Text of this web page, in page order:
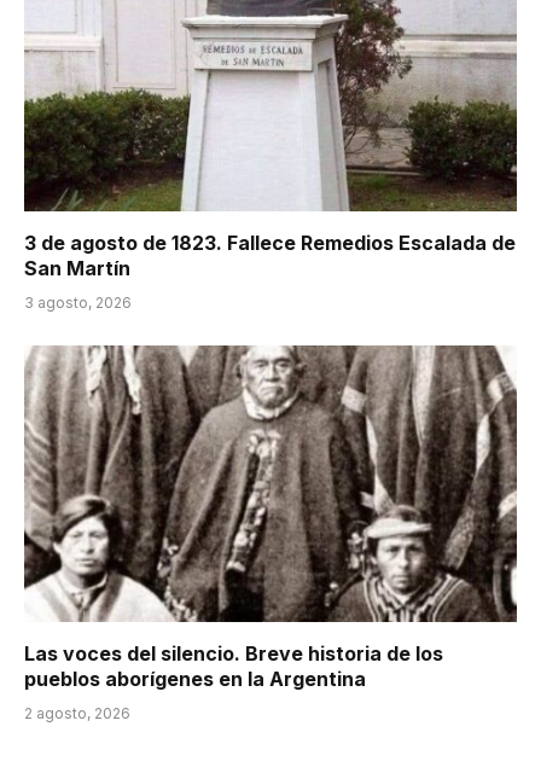
3 de agosto de 1823. Fallece Remedios Escalada de
San Martín
3 agosto, 2026
Las voces del silencio. Breve historia de los
pueblos aborígenes en la Argentina
2 agosto, 2026